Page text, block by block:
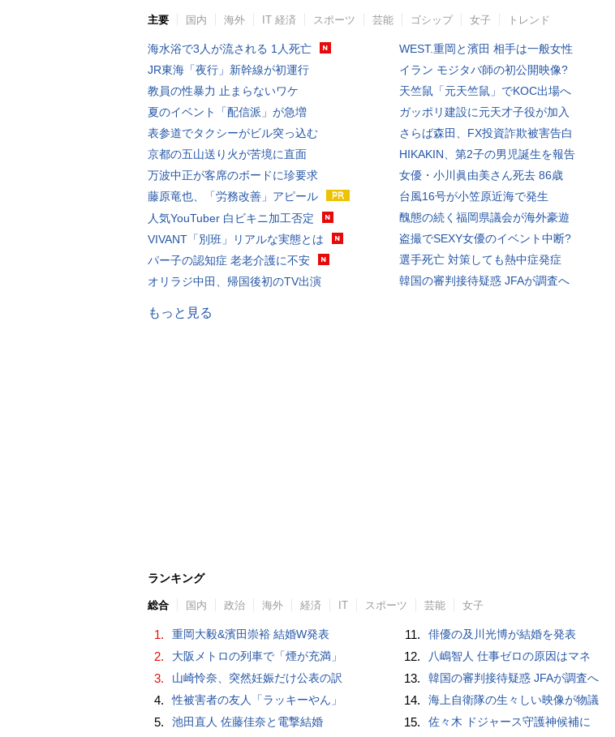
主要 国内 海外 IT 経済 スポーツ 芸能 ゴシップ 女子 トレンド
海水浴で3人が流される 1人死亡
JR東海「夜行」新幹線が初運行
教員の性暴力 止まらないワケ
夏のイベント「配信派」が急増
表参道でタクシーがビル突っ込む
京都の五山送り火が苦境に直面
万波中正が客席のボードに珍要求
藤原竜也、「労務改善」アピール
人気YouTuber 白ビキニ加工否定
VIVANT「別班」リアルな実態とは
パー子の認知症 老老介護に不安
オリラジ中田、帰国後初のTV出演
WEST.重岡と濱田 相手は一般女性
イラン モジタバ師の初公開映像?
天竺鼠「元天竺鼠」でKOC出場へ
ガッポリ建設に元天才子役が加入
さらば森田、FX投資詐欺被害告白
HIKAKIN、第2子の男児誕生を報告
女優・小川眞由美さん死去 86歳
台風16号が小笠原近海で発生
醜態の続く福岡県議会が海外豪遊
盗撮でSEXY女優のイベント中断?
選手死亡 対策しても熱中症発症
韓国の審判接待疑惑 JFAが調査へ
もっと見る
ランキング
総合 国内 政治 海外 経済 IT スポーツ 芸能 女子
1. 重岡大毅&濱田崇裕 結婚W発表
2. 大阪メトロの列車で「煙が充満」
3. 山崎怜奈、突然妊娠だけ公表の訳
4. 性被害者の友人「ラッキーやん」
5. 池田直人 佐藤佳奈と電撃結婚
11. 俳優の及川光博が結婚を発表
12. 八嶋智人 仕事ゼロの原因はマネ
13. 韓国の審判接待疑惑 JFAが調査へ
14. 海上自衛隊の生々しい映像が物議
15. 佐々木 ドジャース守護神候補に